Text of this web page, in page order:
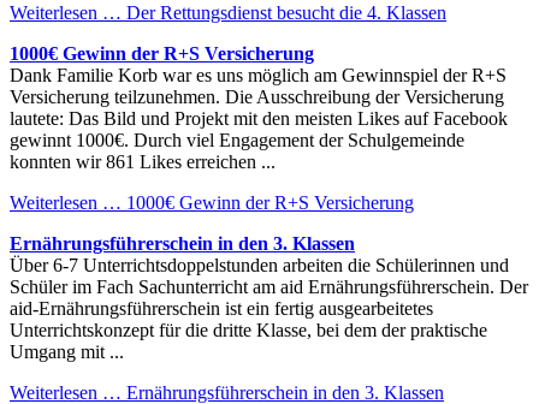
Weiterlesen … Der Rettungsdienst besucht die 4. Klassen
1000€ Gewinn der R+S Versicherung
Dank Familie Korb war es uns möglich am Gewinnspiel der R+S
Versicherung teilzunehmen. Die Ausschreibung der Versicherung
lautete: Das Bild und Projekt mit den meisten Likes auf Facebook
gewinnt 1000€. Durch viel Engagement der Schulgemeinde
konnten wir 861 Likes erreichen ...
Weiterlesen … 1000€ Gewinn der R+S Versicherung
Ernährungsführerschein in den 3. Klassen
Über 6-7 Unterrichtsdoppelstunden arbeiten die Schülerinnen und
Schüler im Fach Sachunterricht am aid Ernährungsführerschein. Der
aid-Ernährungsführerschein ist ein fertig ausgearbeitetes
Unterrichtskonzept für die dritte Klasse, bei dem der praktische
Umgang mit ...
Weiterlesen … Ernährungsführerschein in den 3. Klassen